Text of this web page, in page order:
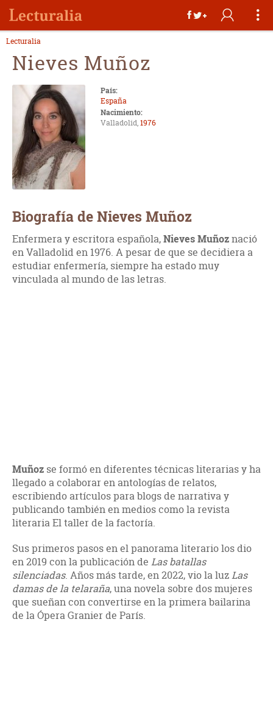
Lecturalia
Nieves Muñoz
País:
España
Nacimiento:
Valladolid,1976
Biografía de Nieves Muñoz
Enfermera y escritora española,Nieves Muñoznació
en Valladolid en 1976. A pesar de que se decidiera a
estudiar enfermería, siempre ha estado muy
vinculada al mundo de las letras.
Muñoz se formó en diferentes técnicas literarias y ha
llegado a colaborar en antologías de relatos,
escribiendo artículos para blogs de narrativa y
publicando también en medios como la revista
literaria El taller de la factoría.
Sus primeros pasos en el panorama literario los dio
en 2019 con la publicación de Las batallas
silenciadas. Años más tarde, en 2022, vio la luzLas
damas de la telaraña, una novela sobre dos mujeres
que sueñan con convertirse en la primera bailarina
de la Ópera Granier de París.